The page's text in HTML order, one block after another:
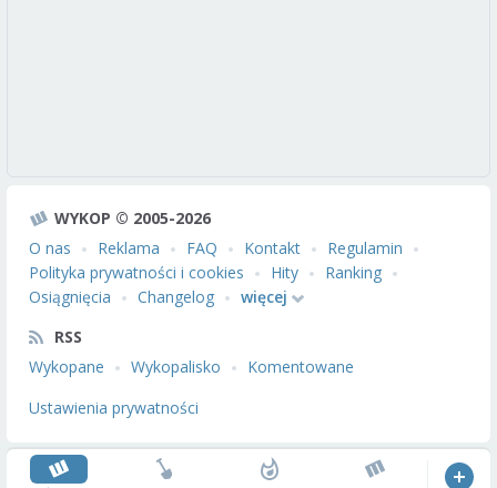
WYKOP © 2005-2026
O nas
Reklama FAQ Kontakt
Regulamin
Polityka prywatności i cookies
Hity
Ranking
Osiągnięcia
Changelog
więcej
RSS
Wykopane
Wykopalisko
Komentowane
Ustawienia prywatności